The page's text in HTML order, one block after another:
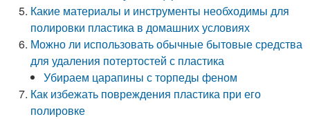
Какие материалы и инструменты необходимы для
полировки пластика в домашних условиях
Можно ли использовать обычные бытовые средства
для удаления потертостей с пластика
Убираем царапины с торпеды феном
Как избежать повреждения пластика при его
полировке